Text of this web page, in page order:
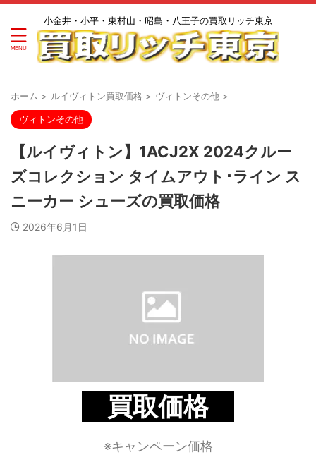
小金井・小平・東村山・昭島・八王子の買取リッチ東京
ホーム > ルイヴィトン買取価格 > ヴィトンその他 >
ヴィトンその他
【ルイヴィトン】1ACJ2X 2024クルー
ズコレクション タイムアウト･ライン ス
ニーカー シューズの買取価格
2026年6月1日
買取価格
※キャンペーン価格